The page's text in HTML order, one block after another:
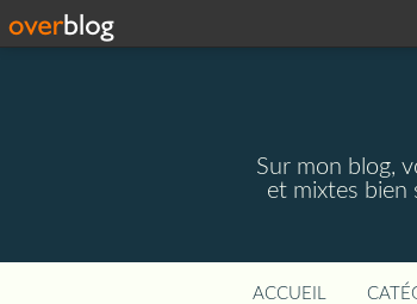
Sur mon blog,
et mixtes bien
ACCUEIL